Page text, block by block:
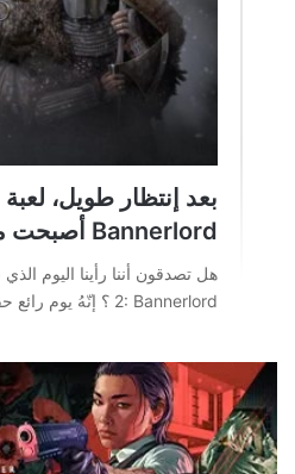
Bannerlord أصبحت متوفرة على الحاسب!
2: Bannerlord ؟ إنّهُ يوم رائع حقاً للاعبي الحاسب…